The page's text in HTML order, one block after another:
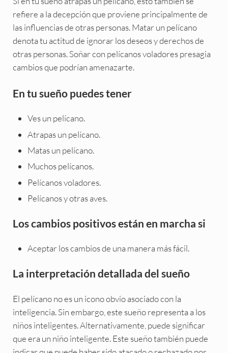
refiere a la decepción que proviene principalmente de
las influencias de otras personas. Matar un pelícano
denota tu actitud de ignorar los deseos y derechos de
otras personas. Soñar con pelícanos voladores presagia
cambios que podrían amenazarte.
En tu sueño puedes tener
Ves un pelícano.
Atrapas un pelícano.
Matas un pelícano.
Muchos pelícanos.
Pelícanos voladores.
Pelícanos y otras aves.
Los cambios positivos están en marcha si
Aceptar los cambios de una manera más fácil.
La interpretación detallada del sueño
El pelícano no es un icono obvio asociado con la
inteligencia. Sin embargo, este sueño representa a los
niños inteligentes. Alternativamente, puede significar
que era un niño inteligente. Este sueño también puede